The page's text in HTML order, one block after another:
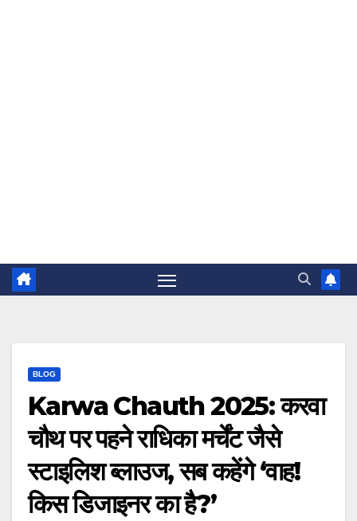
BLOG
Karwa Chauth 2025: करवा
चौथ पर पहने राधिका मर्चेंट जैसे
स्टाइलिश ब्लाउज, सब कहेंगे ‘वाह!
किस डिजाइनर का है?’